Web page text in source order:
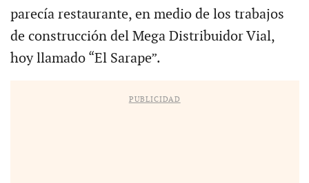
parecía restaurante, en medio de los trabajos
de construcción del Mega Distribuidor Vial,
hoy llamado “El Sarape”.
PUBLICIDAD